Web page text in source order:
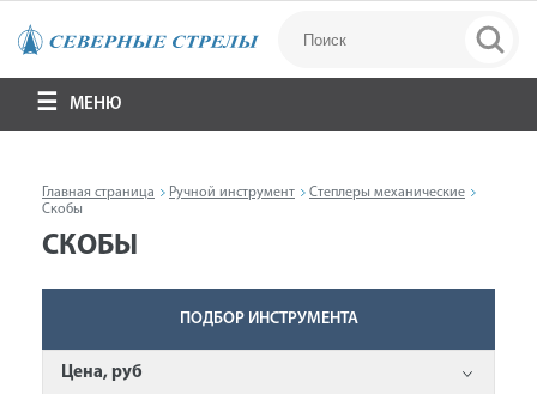
МЕНЮ
Главная страница Ручной инструмент
Степлеры механические
Скобы
СКОБЫ
ПОДБОР ИНСТРУМЕНТА
Цена, руб